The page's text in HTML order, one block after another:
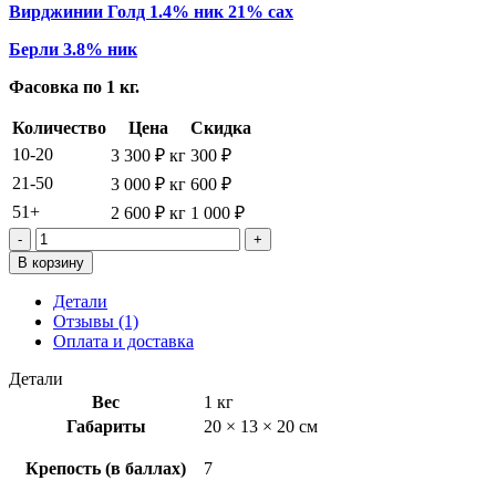
Вирджинии Голд 1.4% ник 21% сах
Берли 3.8% ник
Фасовка по 1 кг.
Количество Цена
Скидка
10-20
3 300 ₽ кг 300 ₽
21-50
3 000 ₽ кг 600 ₽
51+
2 600 ₽ кг 1 000 ₽
Количество
товара
American
Blend
№1
Голд/
Берли
-
1.4%/3.8%
В корзину
Детали
Отзывы (1)
Оплата и доставка
Детали
Вес
1 кг
Габариты
20 × 13 × 20 см
Крепость (в баллах) 7